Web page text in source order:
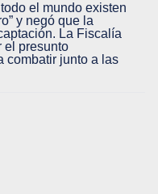
el mundo existen
y negó que la
La Fiscalía
el presunto
combatir junto a las